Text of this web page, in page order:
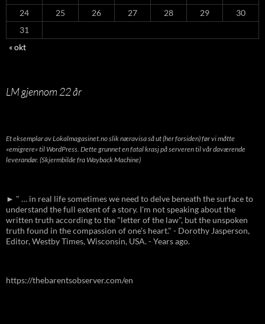
24
25 26 27 28 29
30
31
« okt
LM gjennom 22 år
Et eksemplar av Lokalmagasinet.no slik næravisa så ut (her forsiden) før vi måtte
«emigrere» til WordPress. Dette grunnet en fatal krasj på serveren til vår daværende
leverandør. (Skjermbilde fra Wayback Machine)
► " … in real life sometimes we need to delve beneath the surface to
understand the full extent of a story. I'm not speaking about the
written truth according to the "letter of the law", but the unspoken
truth found in the compassion of one's heart." - Dorothy Jasperson,
Editor, Westby Times, Wisconsin, USA. - Years ago.
https://thebarentsobserver.com/en